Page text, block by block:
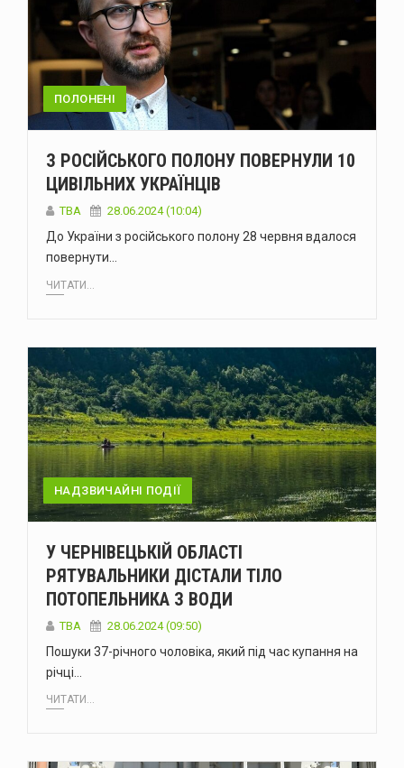
Пожежа у Чернівецькому районі: згоріла господарська споруда та загинули тварини
Морські дрони Magura знищили російський ЗРГК "Панцир-С1" у Криму
У Дністровському районі чоловік потрапив до лікарні після падіння з мотоцикла
Росія атакувала Україну 147 дронами різних типів: наслідки нічного обстрілу
ПОЛОНЕНІ
З РОСІЙСЬКОГО ПОЛОНУ ПОВЕРНУЛИ 10
ЦИВІЛЬНИХ УКРАЇНЦІВ
ТВА 28.06.2024 (10:04)
До України з російського полону 28 червня вдалося
повернути…
ЧИТАТИ...
НАДЗВИЧАЙНІ ПОДІЇ
У ЧЕРНІВЕЦЬКІЙ ОБЛАСТІ
РЯТУВАЛЬНИКИ ДІСТАЛИ ТІЛО
ПОТОПЕЛЬНИКА З ВОДИ
ТВА 28.06.2024 (09:50)
Пошуки 37-річного чоловіка, який під час купання на
річці…
ЧИТАТИ...